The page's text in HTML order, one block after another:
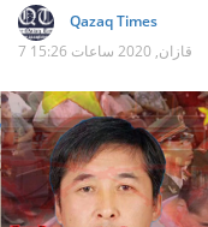
Qazaq Times
7 قازان, 2020 ساعات 15:26